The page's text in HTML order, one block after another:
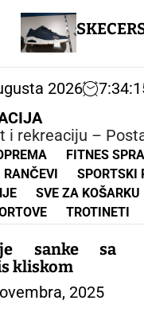
PATIKE
2026 7:34:
i rekreaciju –
FITNES
RANČEVI
SPORTSKI
SVE ZA KOŠARKU
TROTINETI
sanke sa
kliskom
2025